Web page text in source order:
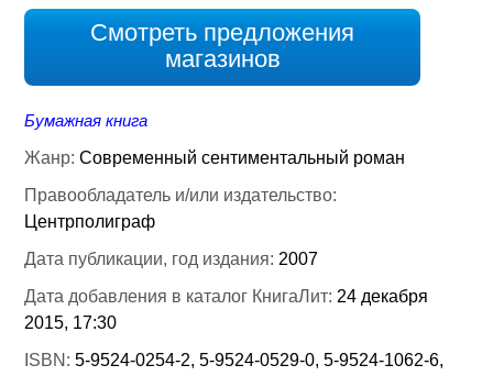
Смотреть предложения
магазинов
Бумажная книга
Жанр:Современный сентиментальный роман
Правообладатель и/или издательство:
Центрполиграф
Дата публикации, год издания: 2007
Дата добавления в каталог КнигаЛит: 24 декабря
2015, 17:30
ISBN:5-9524-0254-2, 5-9524-0529-0, 5-9524-1062-6,